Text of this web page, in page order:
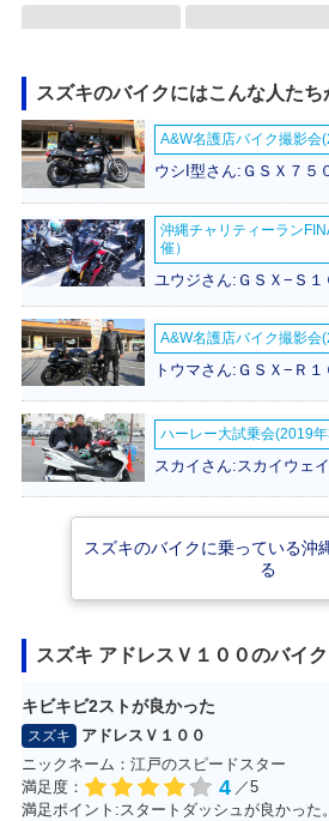
2002年 ADDRESS
V100
2001年
V100
2000年 ADDRESS
V100 80周年記念
モデル
1999年
V100
1995年 ADDRESS
ADDRESS V100
スズキのバイクにはこんな人た
A&W名護店バイク撮影会
ウシI型さん:ＧＳＸ７５
沖縄チャリティーラン
催）
ユウジさん:ＧＳＸ−Ｓ１
A&W名護店バイク撮影会
トウマさん:ＧＳＸ−Ｒ
ハーレー大試乗会(2019
スズキのバイクに乗っている沖
る
スズキ アドレスＶ１００のバイ
キビキビ2ストが良かった
スズキ
アドレスＶ１００
ニックネーム：江戸のスピードスター
満足度：
4 ／5